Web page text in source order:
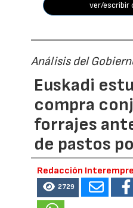
ver/escribir
Análisis del
Euskadi
compra
forrajes
de pastos
Redacción
2729